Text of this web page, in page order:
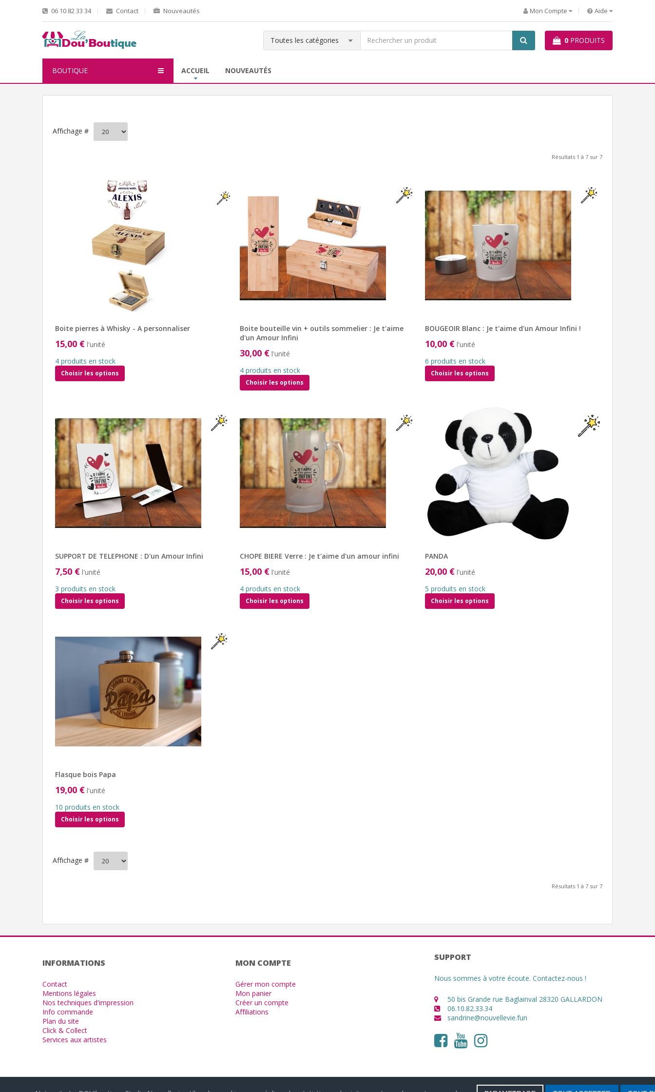
06 10 82 33 34 Contact Nouveautés Mon Compte Aide
0 PRODUITS
BOUTIQUE ACCUEIL NOUVEAUTÉS
Affichage #
Résultats 1 à 7 sur 7
Boite pierres à Whisky - A personnaliser
15,00 € l'unité
4 produits en stock
Choisir les options
Boite bouteille vin + outils sommelier : Je t'aime
d'un Amour Infini
30,00 € l'unité
4 produits en stock
Choisir les options
BOUGEOIR Blanc : Je t'aime d'un Amour Infini !
10,00 € l'unité
6 produits en stock
Choisir les options
SUPPORT DE TELEPHONE : D'un Amour Infini
7,50 € l'unité
3 produits en stock
Choisir les options
CHOPE BIERE Verre : Je t'aime d'un amour infini
15,00 € l'unité
4 produits en stock
Choisir les options
PANDA
20,00 € l'unité
5 produits en stock
Choisir les options
Flasque bois Papa
19,00 € l'unité
10 produits en stock
Choisir les options
Affichage #
Résultats 1 à 7 sur 7
INFORMATIONS
Contact
Mentions légales
Nos techniques d'impression
Info commande
Plan du site
Click & Collect
Services aux artistes
MON COMPTE
Gérer mon compte
Mon panier
Créer un compte
Affiliations
SUPPORT
Nous sommes à votre écoute. Contactez-nous !
50 bis Grande rue Baglainval 28320 GALLARDON
06.10.82.33.34
sandrine@nouvellevie.fun